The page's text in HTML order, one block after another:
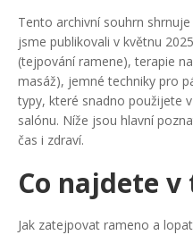
Tento archivní souhrn
jsme publikovali v květnu
(tejpování ramene), terapie
masáž), jemné techniky pro
typy, které snadno použijete
salónu. Níže jsou hlavní
čas i zdraví.
Co najdete
Jak zatejpovat rameno a